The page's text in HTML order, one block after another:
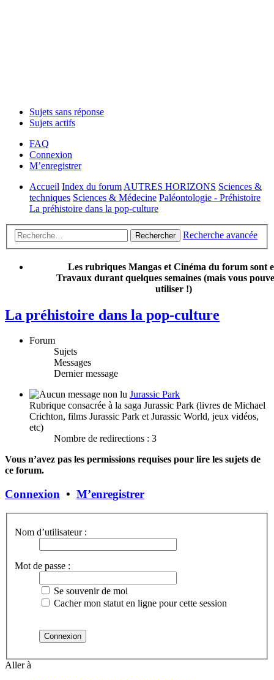
Sujets sans réponse
Sujets actifs
FAQ
Connexion
M’enregistrer
Accueil Index du forum AUTRES HORIZONS Sciences &
techniques Sciences & Médecine Paléontologie - Préhistoire
La préhistoire dans la pop-culture
Rechercher Recherche avancée
Les rubriques Mangas et Cinéma du forum sont
Travaux durant quelques semaines (mais vous
utiliser !)
La préhistoire dans la pop-culture
Forum
Sujets
Messages
Dernier message
Jurassic Park
Rubrique consacrée à la saga Jurassic Park (livres de Michael
Crichton, films Jurassic Park et Jurassic World, jeux vidéos,
etc)
Nombre de redirections : 3
Vous n’avez pas les permissions requises pour lire les sujets de
ce forum.
Connexion • M’enregistrer
Nom d’utilisateur :
Mot de passe :
Se souvenir de moi
Cacher mon statut en ligne pour cette session
Aller à